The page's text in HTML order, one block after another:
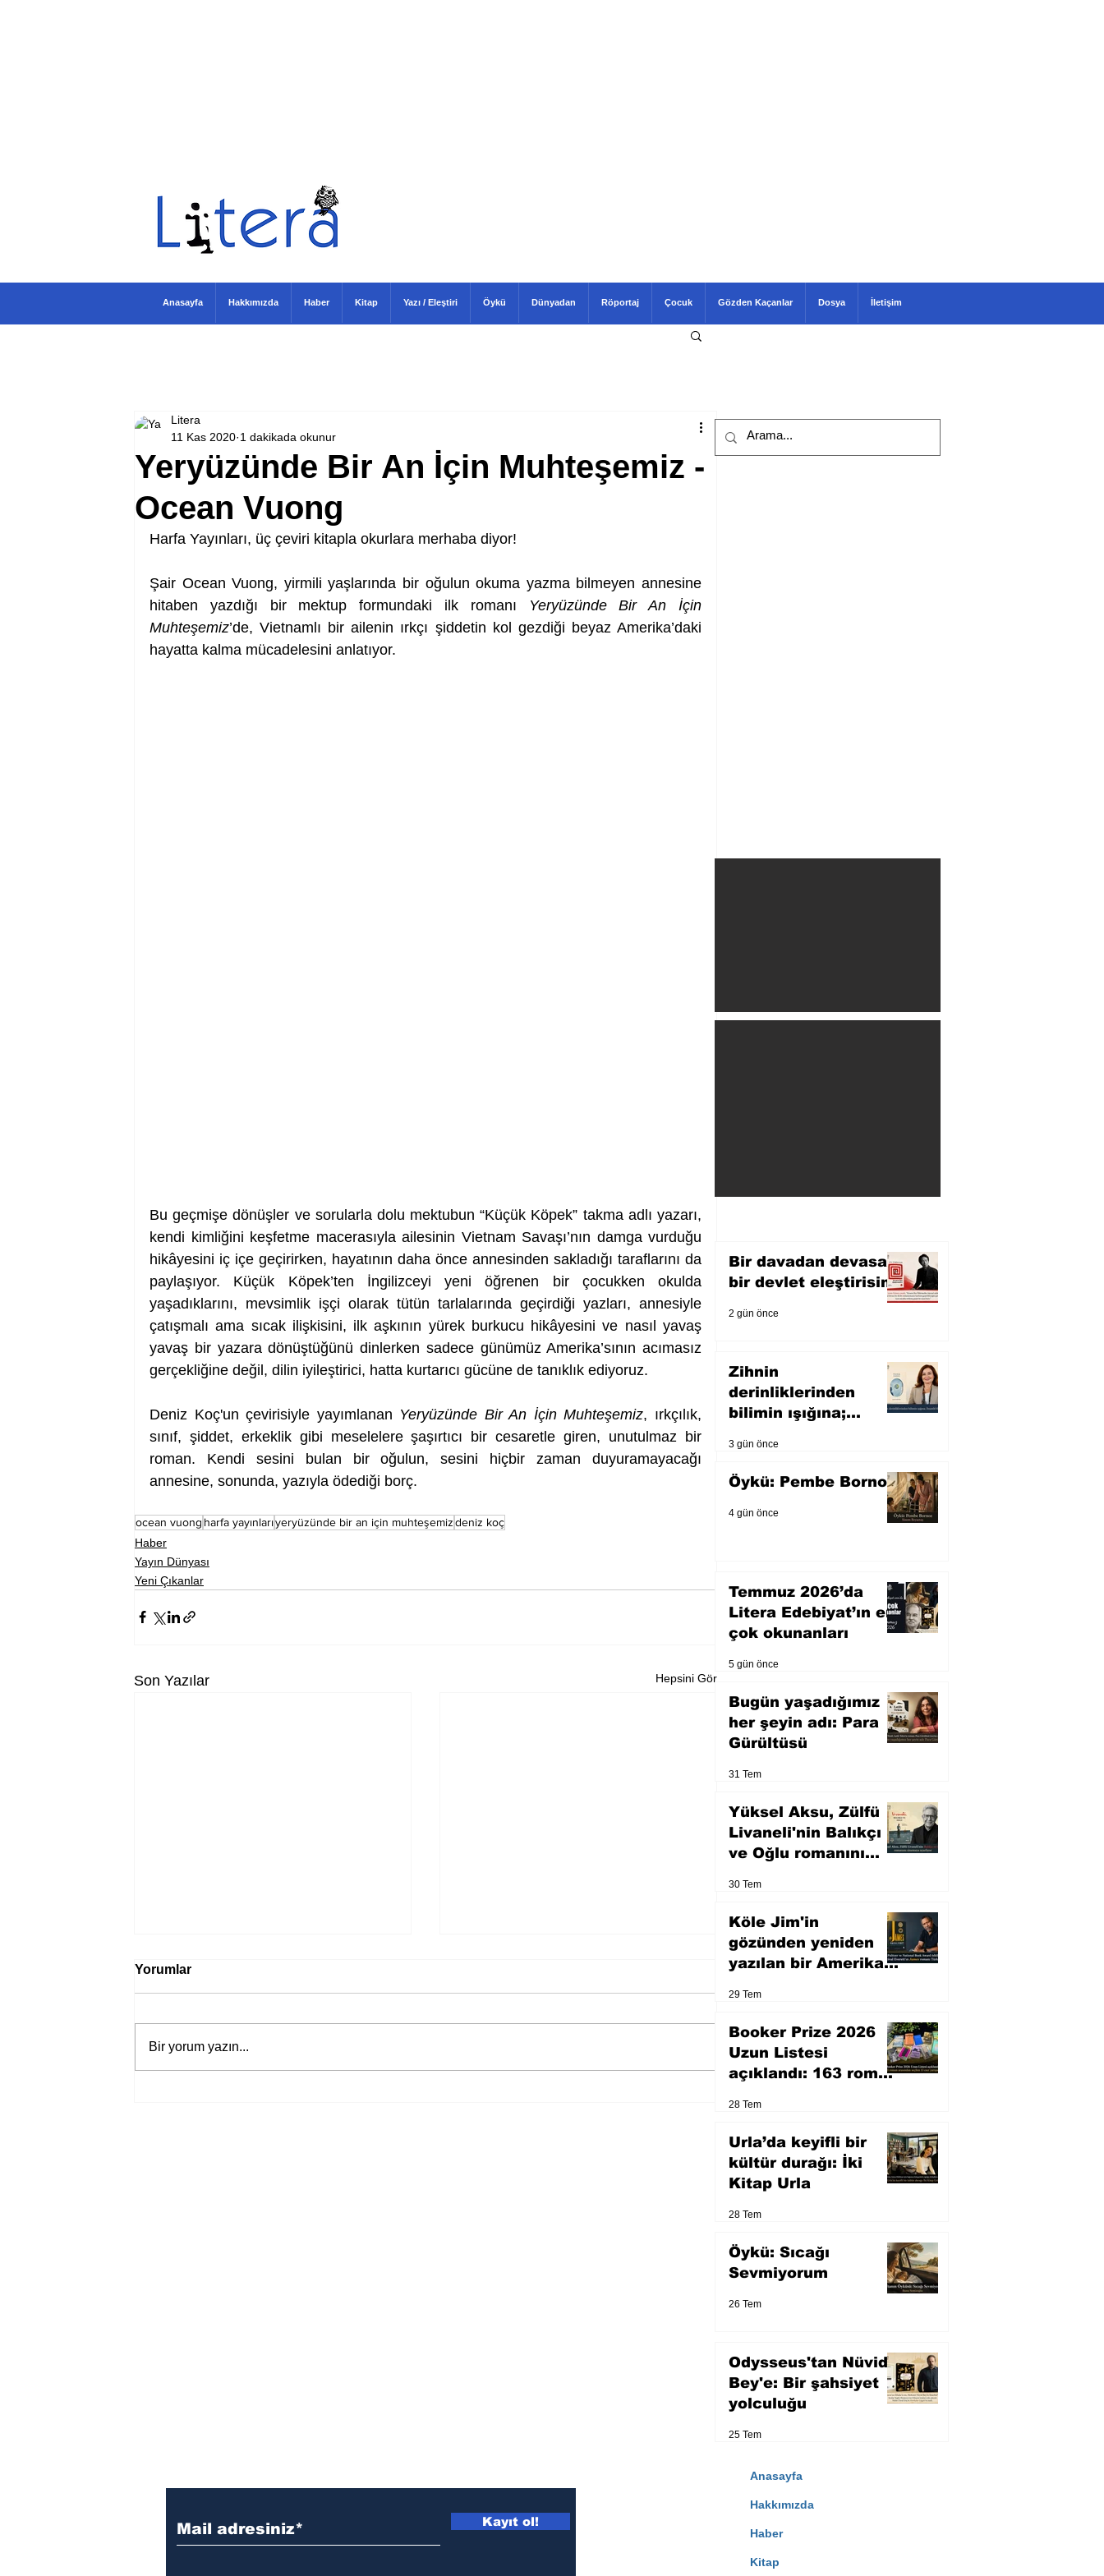
Yeryüzünde Bir An İçin Muhteşemiz -
Ocean Vuong
Litera
11 Kas 2020 1 dakikada okunur
Harfa Yayınları, üç çeviri kitapla okurlara merhaba diyor!
Şair Ocean Vuong, yirmili yaşlarında bir oğulun okuma yazma bilmeyen annesine
hitaben yazdığı bir mektup formundaki ilk romanı
Yeryüzünde Bir An İçin
Muhteşemiz’de, Vietnamlı bir ailenin ırkçı şiddetin kol gezdiği beyaz Amerika’daki
hayatta kalma mücadelesini anlatıyor.
Bu geçmişe dönüşler ve sorularla dolu mektubun “Küçük Köpek” takma adlı yazarı,
kendi kimliğini keşfetme macerasıyla ailesinin Vietnam Savaşı’nın damga vurduğu
hikâyesini iç içe geçirirken, hayatının daha önce annesinden sakladığı taraflarını da
paylaşıyor. Küçük Köpek’ten İngilizceyi yeni öğrenen bir çocukken okulda
yaşadıklarını, mevsimlik işçi olarak tütün tarlalarında geçirdiği yazları, annesiyle
çatışmalı ama sıcak ilişkisini, ilk aşkının yürek burkucu hikâyesini ve nasıl yavaş
yavaş bir yazara dönüştüğünü dinlerken sadece günümüz Amerika’sının acımasız
gerçekliğine değil, dilin iyileştirici, hatta kurtarıcı gücüne de tanıklık ediyoruz.
Deniz Koç'un çevirisiyle yayımlanan Yeryüzünde Bir An İçin Muhteşemiz, ırkçılık,
sınıf, şiddet, erkeklik gibi meselelere şaşırtıcı bir cesaretle giren, unutulmaz bir
roman. Kendi sesini bulan bir oğulun, sesini hiçbir zaman duyuramayacağı
annesine, sonunda, yazıyla ödediği borç.
ocean vuong harfa yayınlarıyeryüzünde bir an için muhteşemizdeniz koç
Haber
Yayın Dünyası
Yeni Çıkanlar
Son Yazılar Hepsini Gör
Yorumlar
Bir yorum yazın...
Bir davadan devasa
bir devlet eleştirisine
2 gün önce
Zihnin
derinliklerinden
bilimin ışığına;
3 gün önce
Öykü: Pembe Bornoz
4 gün önce
Temmuz 2026’da
Litera Edebiyat’ın en
çok okunanları
5 gün önce
Bugün yaşadığımız
her şeyin adı: Para
Gürültüsü
31 Tem
Yüksel Aksu, Zülfü
Livaneli'nin Balıkçı
ve Oğlu romanını
30 Tem
Köle Jim'in
gözünden yeniden
yazılan bir Amerikan
29 Tem
Booker Prize 2026
Uzun Listesi
açıklandı: 163 roman
28 Tem
Urla’da keyifli bir
kültür durağı: İki
Kitap Urla
28 Tem
Öykü: Sıcağı
Sevmiyorum
26 Tem
Odysseus'tan Nüvid
Bey'e: Bir şahsiyet
yolculuğu
25 Tem
Anasayfa Hakkımızda Haber Kitap Yazı / Eleştiri Öykü Dünyadan Röportaj Çocuk Gözden Kaçanlar Dosya İletişim
Kayıt ol!
Anasayfa
Hakkımızda
Haber
Kitap